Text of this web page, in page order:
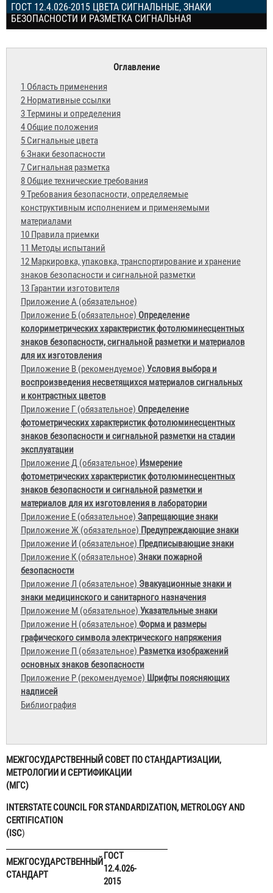
ГОСТ 12.4.026-2015 ЦВЕТА СИГНАЛЬНЫЕ, ЗНАКИ
БЕЗОПАСНОСТИ И РАЗМЕТКА СИГНАЛЬНАЯ
Оглавление
1 Область применения
2 Нормативные ссылки
3 Термины и определения
4 Общие положения
5 Сигнальные цвета
6 Знаки безопасности
7 Сигнальная разметка
8 Общие технические требования
9 Требования безопасности, определяемые
конструктивным исполнением и применяемыми
материалами
10 Правила приемки
11 Методы испытаний
12 Маркировка, упаковка, транспортирование и хранение
знаков безопасности и сигнальной разметки
13 Гарантии изготовителя
Приложение А (обязательное)
Приложение Б (обязательное) Определение
колориметрических характеристик фотолюминесцентных
знаков безопасности, сигнальной разметки и материалов
для их изготовления
Приложение В (рекомендуемое) Условия выбора и
воспроизведения несветящихся материалов сигнальных
и контрастных цветов
Приложение Г (обязательное) Определение
фотометрических характеристик фотолюминесцентных
знаков безопасности и сигнальной разметки на стадии
эксплуатации
Приложение Д (обязательное) Измерение
фотометрических характеристик фотолюминесцентных
знаков безопасности и сигнальной разметки и
материалов для их изготовления в лаборатории
Приложение Е (обязательное) Запрещающие знаки
Приложение Ж (обязательное) Предупреждающие знаки
Приложение И (обязательное) Предписывающие знаки
Приложение К (обязательное) Знаки пожарной
безопасности
Приложение Л (обязательное) Эвакуационные знаки и
знаки медицинского и санитарного назначения
Приложение М (обязательное) Указательные знаки
Приложение Н (обязательное) Форма и размеры
графического символа электрического напряжения
Приложение П (обязательное) Разметка изображений
основных знаков безопасности
Приложение Р (рекомендуемое) Шрифты поясняющих
надписей
Библиография
МЕЖГОСУДАРСТВЕННЫЙ СОВЕТ ПО СТАНДАРТИЗАЦИИ,
МЕТРОЛОГИИ И СЕРТИФИКАЦИИ
(МГС)
INTERSTATE COUNCIL FOR STANDARDIZATION, METROLOGY AND
CERTIFICATION
(ISC)
МЕЖГОСУДАРСТВЕННЫЙ
СТАНДАРТ
ГОСТ
12.4.026-
2015